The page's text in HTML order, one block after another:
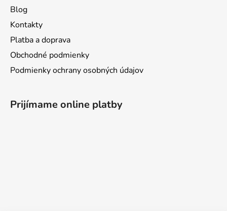
Blog
Kontakty
Platba a doprava
Obchodné podmienky
Podmienky ochrany osobných údajov
Prijímame online platby